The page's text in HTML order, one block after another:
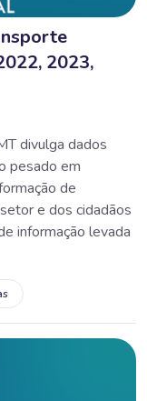
2023,
divulga dados
pesado em
de
e dos cidadãos
informação levada